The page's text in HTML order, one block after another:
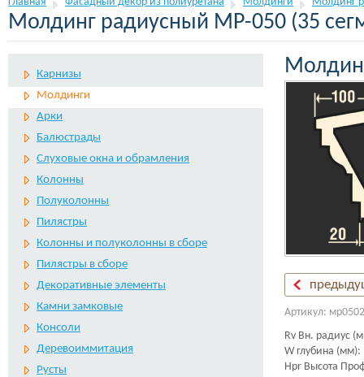
Молдинг радиусный МР-050 (35
Карнизы
Молдинги
Арки
Балюстрады
Слуховые окна и обрамления
Колонны
Полуколонны
Пилястры
Колонны и полуколонны в сборе
Пилястры в сборе
Декоративные элементы
Камни замковые
Консоли
Деревоиммитация
Русты
Артикул: мр0502
Rv Вн. радиус
W глубина (мм):
Hpr Высота